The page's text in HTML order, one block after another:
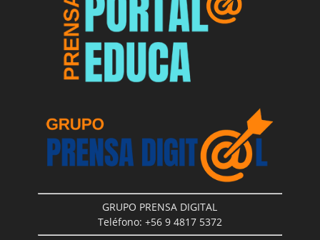
GRUPO PRENSA DIGITAL
Teléfono: +56 9 4817 5372